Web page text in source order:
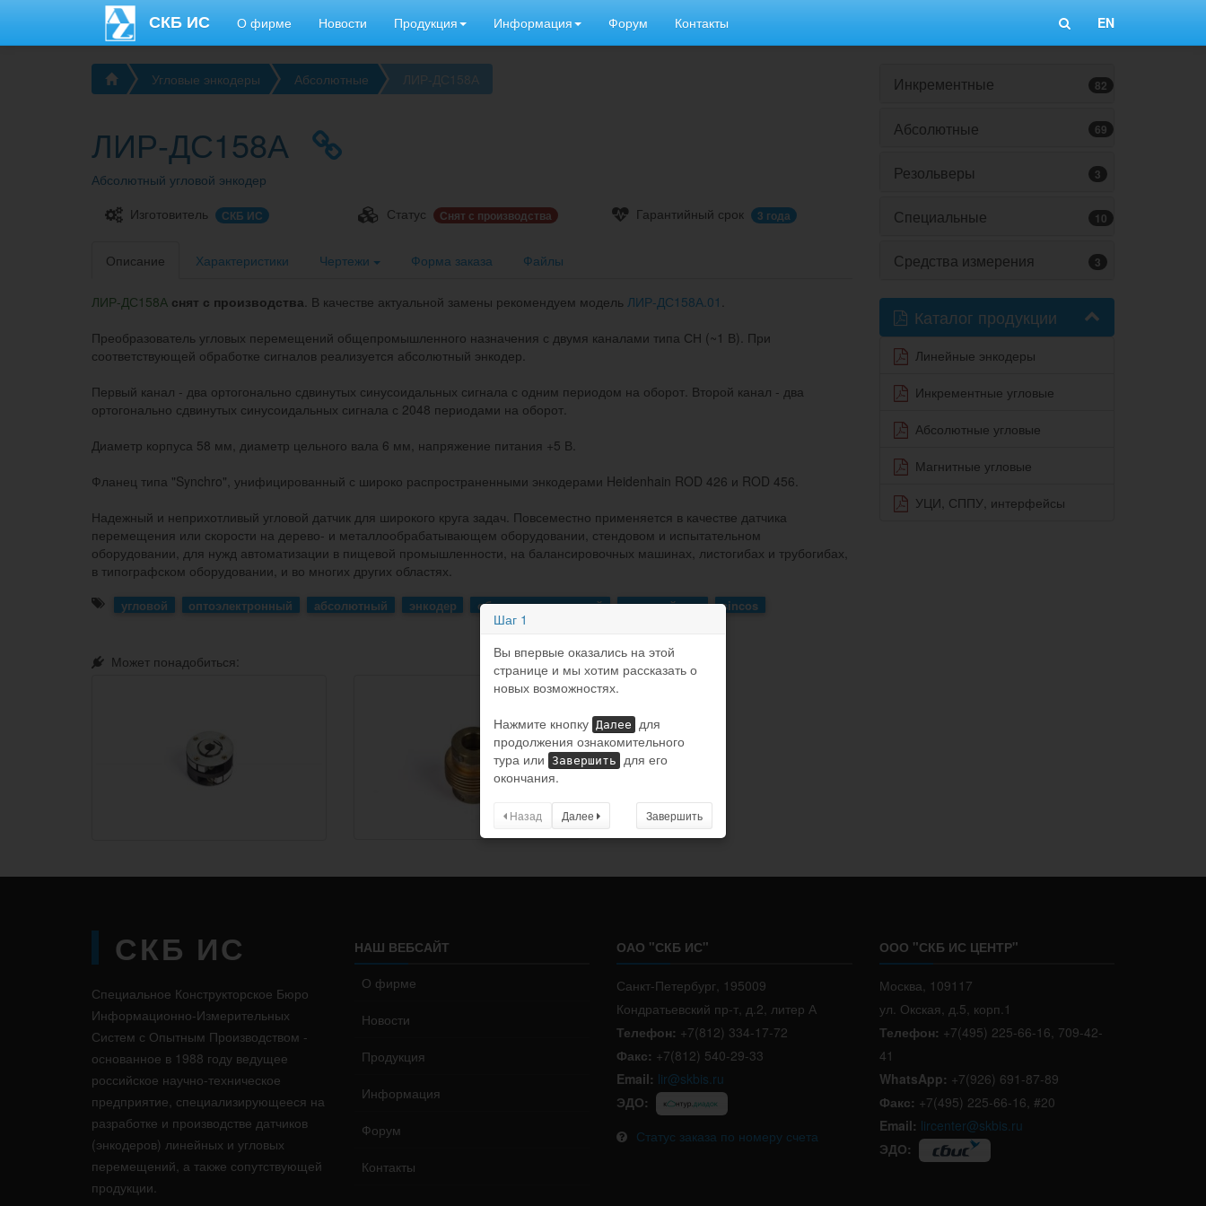
СКБ ИС О фирме Новости Продукция Информация Форум Контакты EN
КаталогУгловые энкодеры Абсолютные ЛИР-ДС158А
ЛИР-ДС158А
Абсолютный угловой энкодер
Изготовитель
СКБ ИС Статус Снят с производства Гарантийный срок 3 года
Описание Характеристики Чертежи Форма заказа Файлы
ЛИР-ДС158А снят с производства. В качестве актуальной замены рекомендуем модель ЛИР-ДС158А.01 .
Преобразователь угловых перемещений общепромышленного назначения с двумя каналами типа СН (~1 В). При
соответствующей обработке сигналов реализуется абсолютный энкодер.
Первый канал - два ортогонально сдвинутых синусоидальных сигнала с одним периодом на оборот. Второй канал - два
ортогонально сдвинутых синусоидальных сигнала с 2048 периодами на оборот.
Диаметр корпуса 58 мм, диаметр цельного вала 6 мм, напряжение питания +5 В.
Фланец типа "Synchro", унифицированный с широко распространенными энкодерами Heidenhain ROD 426 и ROD 456.
Надежный и неприхотливый угловой датчик для широкого круга задач. Повсеместно применяется в качестве датчика
перемещения или скорости на дерево- и металлообрабатывающем оборудовании, стендовом и испытательном
оборудовании, для нужд автоматизации в пищевой промышленности, на балансировочных машинах, листогибах и трубогибах,
в типографском оборудовании, и во многих других областях.
угловой оптоэлектронный абсолютный энкодер общепромышленный цельный вал sincos
Может понадобиться:
Инкрементные 82
Абсолютные 69
Резольверы 3
Специальные 10
Средства измерения 3
Каталог продукции
Линейные энкодеры
Инкрементные угловые
Абсолютные угловые
Магнитные угловые
УЦИ, СППУ, интерфейсы
СКБ ИС
Специальное Конструкторское Бюро
Информационно-Измерительных
Систем с Опытным Производством -
основанное в 1988 году ведущее
российское научно-техническое
предприятие, специализирующееся на
разработке и производстве датчиков
(энкодеров) линейных и угловых
перемещений, а также сопутствующей
продукции.
НАШ ВЕБСАЙТ
О фирме
Новости
Продукция
Информация
Форум
Контакты
ОАО "СКБ ИС"
Санкт-Петербург, 195009
Кондратьевский пр-т, д.2, литер А
Телефон: +7(812) 334-17-72
Факс: +7(812) 540-29-33
Email: lir@skbis.ru
ЭДО:
Статус заказа по номеру счета
ООО "СКБ ИС ЦЕНТР"
Москва, 109117
ул. Окская, д.5, корп.1
Телефон: +7(495) 225-66-16, 709-42-
41
WhatsApp: +7(926) 691-87-89
Факс: +7(495) 225-66-16, #20
Email: lircenter@skbis.ru
ЭДО:
Шаг 1
Вы впервые оказались на этой
странице и мы хотим рассказать о
новых возможностях.
Нажмите кнопку Далее
для
продолжения ознакомительного
тура или Завершить
для его
окончания.
Назад Далее Завершить